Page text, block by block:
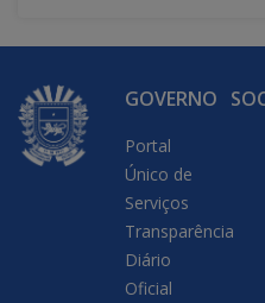
GOVERNO
Portal
Único de
Serviços
Transparência
Diário
Oficial